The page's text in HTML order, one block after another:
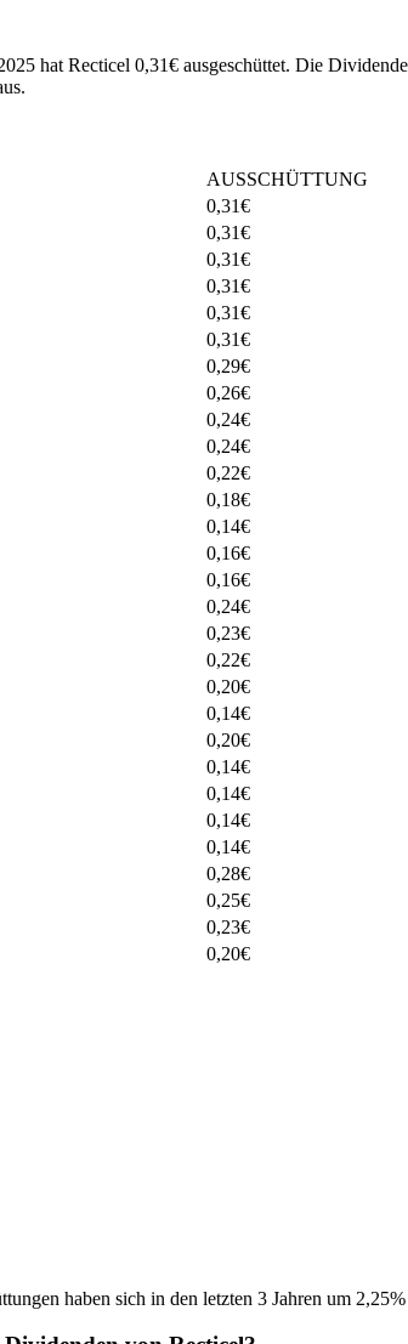
hat Recticel 0,31€ ausgeschüttet. Die
AUSSCHÜTTUNG
0,31€
0,31€
0,31€
0,31€
0,31€
0,31€
0,29€
0,26€
0,24€
0,24€
0,22€
0,18€
0,14€
0,16€
0,16€
0,24€
0,23€
0,22€
0,20€
0,14€
0,20€
0,14€
0,14€
0,14€
0,14€
0,28€
0,25€
0,23€
0,20€
haben sich in den letzten 3 Jahren um